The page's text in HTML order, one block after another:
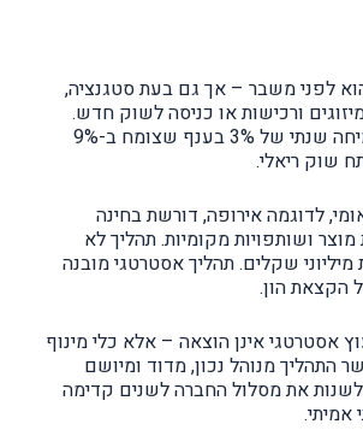
לפני משבר – אך גם בעת סטגנציה,
ורכישות או כניסה לשוק חדש.
חברה עם קצב צמיחה שנתי של 3% בענף שצומח ב-9%
שוק ריאלי.
לדוגמה אירופה, דורשת בחינה
ושותפויות מקומיות. תהליך לא
שקלים. תהליך אסטרטגי מובנה
הקצאת הון.
אסטרטגי אינן הוצאה – אלא כלי מינוף
התהליך מנוהל נכון, מדוד ומיושם
את מסלול החברה לשנים קדימה
אמיתי.